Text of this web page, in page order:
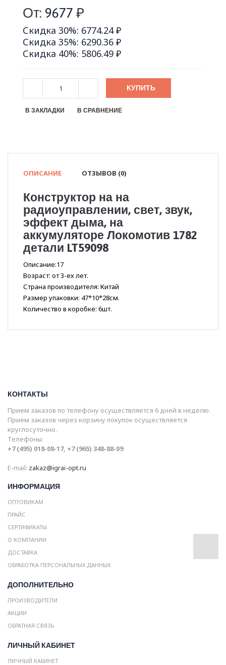
От: 9677 ₽
Скидка 30%: 6774.24 ₽
Скидка 35%: 6290.36 ₽
Скидка 40%: 5806.49 ₽
КУПИТЬ
В ЗАКЛАДКИ В СРАВНЕНИЕ
ОПИСАНИЕ ОТЗЫВОВ (0)
Конструктор на на
радиоуправлении, свет, звук,
эффект дыма, на
аккумуляторе Локомотив 1782
детали LT59098
Описание:17
Возраст: от 3-ех лет.
Страна производителя: Китай
Размер упаковки: 47*10*28см.
Количество в коробке: 6шт.
КОНТАКТЫ
Прием заказов по телефону осуществляется 6 дней в неделю.
Прием заказов через корзину покупок осуществляется
круглосуточно.
Телефоны:
+7 (495) 018-08-17, +7 (965) 348-88-09
E-mail: zakaz@igrai-opt.ru
ИНФОРМАЦИЯ
ОПТОВИКАМ
ПРАЙС
СЕРТИФИКАТЫ
О КОМПАНИИ
ДОСТАВКА
ОБРАБОТКА ПЕРСОНАЛЬНЫХ ДАННЫХ
ДОПОЛНИТЕЛЬНО
ПРОИЗВОДИТЕЛИ
АКЦИИ
ОБРАТНАЯ СВЯЗЬ
ЛИЧНЫЙ КАБИНЕТ
ЛИЧНЫЙ КАБИНЕТ